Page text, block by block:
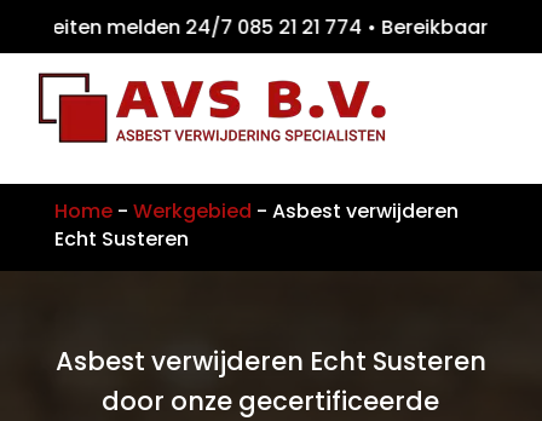
melden 24/7 085 21 21 774 •
Home- Werkgebied - Asbest verwijderen
Echt Susteren
Asbest verwijderen Echt Susteren
door onze gecertificeerde